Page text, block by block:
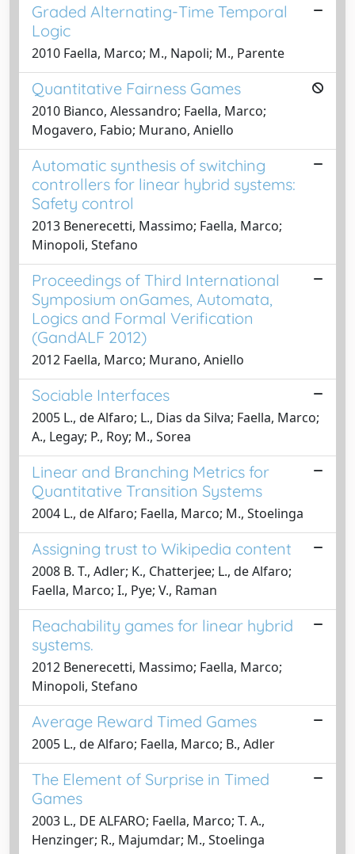
Graded Alternating-Time Temporal
Logic
2010 Faella, Marco; M., Napoli; M., Parente
Quantitative Fairness Games
2010 Bianco, Alessandro; Faella, Marco;
Mogavero, Fabio; Murano, Aniello
Automatic synthesis of switching
controllers for linear hybrid systems:
Safety control
2013 Benerecetti, Massimo; Faella, Marco;
Minopoli, Stefano
Proceedings of Third International
Symposium onGames, Automata,
Logics and Formal Verification
(GandALF 2012)
2012 Faella, Marco; Murano, Aniello
Sociable Interfaces
2005 L., de Alfaro; L., Dias da Silva; Faella, Marco;
A., Legay; P., Roy; M., Sorea
Linear and Branching Metrics for
Quantitative Transition Systems
2004 L., de Alfaro; Faella, Marco; M., Stoelinga
Assigning trust to Wikipedia content
2008 B. T., Adler; K., Chatterjee; L., de Alfaro;
Faella, Marco; I., Pye; V., Raman
Reachability games for linear hybrid
systems.
2012 Benerecetti, Massimo; Faella, Marco;
Minopoli, Stefano
Average Reward Timed Games
2005 L., de Alfaro; Faella, Marco; B., Adler
The Element of Surprise in Timed
Games
2003 L., DE ALFARO; Faella, Marco; T. A.,
Henzinger; R., Majumdar; M., Stoelinga